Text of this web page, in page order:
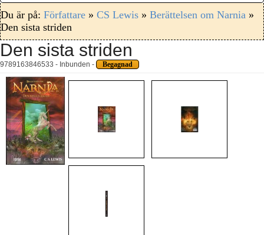
Du är på: Författare » CS Lewis » Berättelsen om Narnia »
Den sista striden
Den sista striden
9789163846533 - Inbunden - Begagnad